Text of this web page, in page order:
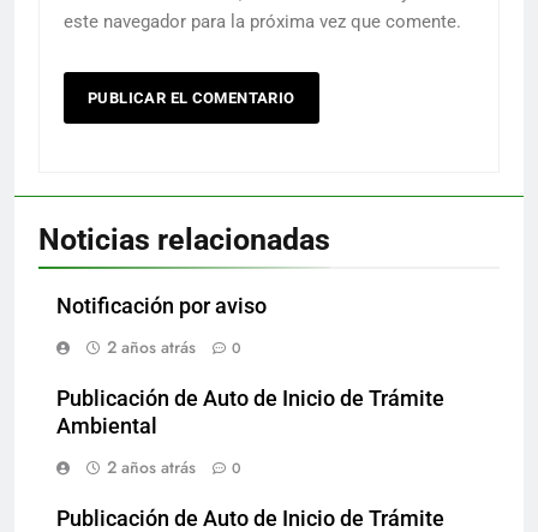
este navegador para la próxima vez que comente.
Noticias relacionadas
Notificación por aviso
2 años atrás
0
Publicación de Auto de Inicio de Trámite
Ambiental
2 años atrás
0
Publicación de Auto de Inicio de Trámite